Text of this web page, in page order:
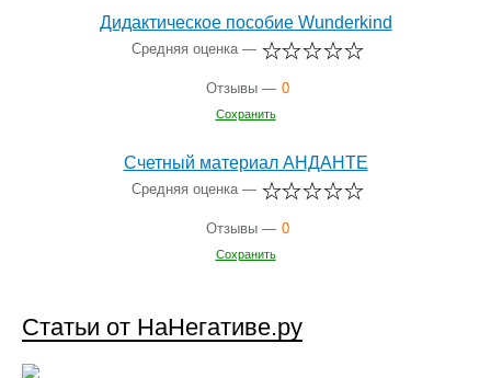
Дидактическое пособие Wunderkind
Средняя оценка —
Отзывы — 0
Сохранить
Счетный материал АНДАНТЕ
Средняя оценка —
Отзывы — 0
Сохранить
Статьи от НаНегативе.ру